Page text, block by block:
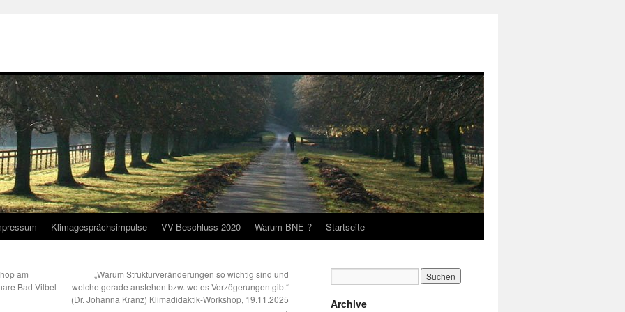
Klimagesprächsimpulse VV-Beschluss 2020 Warum BNE ? Startseite
am
Bad Vilbel
„Warum Strukturveränderungen so wichtig sind und
welche gerade anstehen bzw. wo es Verzögerungen gibt“
(Dr. Johanna Kranz) Klimadidaktik-Workshop, 19.11.2025
Archive